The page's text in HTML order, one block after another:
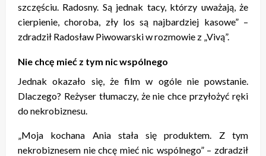
szczęściu. Radosny. Są jednak tacy, którzy uważają, że
cierpienie, choroba, zły los są najbardziej kasowe” –
zdradził Radosław Piwowarski w rozmowie z „Vivą”.
Nie chcę mieć z tym nic wspólnego
Jednak okazało się, że film w ogóle nie powstanie.
Dlaczego? Reżyser tłumaczy, że nie chce przyłożyć ręki
do nekrobiznesu.
„Moja kochana Ania stała się produktem. Z tym
nekrobiznesem nie chcę mieć nic wspólnego” – zdradził